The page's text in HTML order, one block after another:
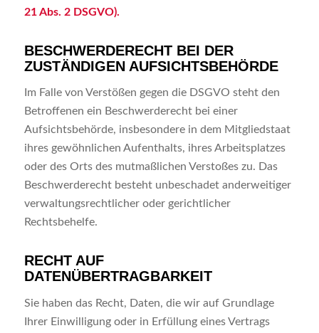
21 Abs. 2 DSGVO).
BESCHWERDERECHT BEI DER
ZUSTÄNDIGEN AUFSICHTSBEHÖRDE
Im Falle von Verstößen gegen die DSGVO steht den
Betroffenen ein Beschwerderecht bei einer
Aufsichtsbehörde, insbesondere in dem Mitgliedstaat
ihres gewöhnlichen Aufenthalts, ihres Arbeitsplatzes
oder des Orts des mutmaßlichen Verstoßes zu. Das
Beschwerderecht besteht unbeschadet anderweitiger
verwaltungsrechtlicher oder gerichtlicher
Rechtsbehelfe.
RECHT AUF
DATENÜBERTRAGBARKEIT
Sie haben das Recht, Daten, die wir auf Grundlage
Ihrer Einwilligung oder in Erfüllung eines Vertrags